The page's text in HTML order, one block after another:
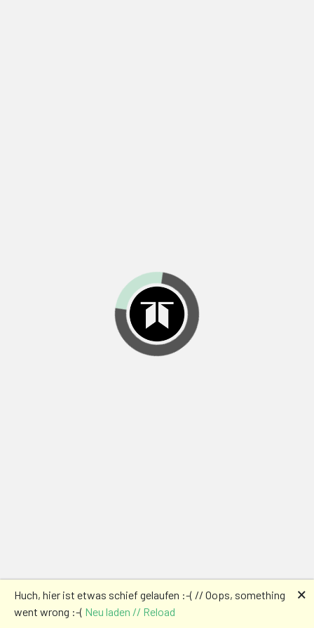
Huch, hier ist etwas schief gelaufen :-( // Oops, something
went wrong :-( Neu laden // Reload
🗙